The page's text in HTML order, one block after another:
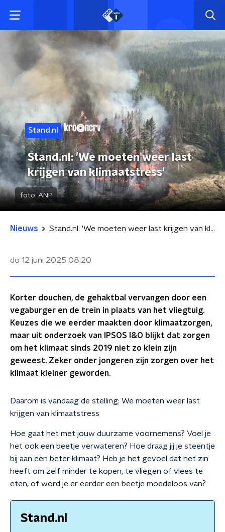
Stand.nl
Stand.nl: 'We moeten weer last
krijgen van klimaatstress'
foto: ANP
Nieuws Stand.nl: 'We moeten weer last krijgen van klimaatstress'
do 12 juni 2025 08:20
Korter douchen, de gehaktbal vervangen door een
vegaburger en de trein in plaats van het vliegtuig.
Keuzes die we eerder maakten door klimaatzorgen,
maar uit onderzoek van IPSOS I&O blijkt dat zorgen
om het klimaat sinds 2019 niet zo klein zijn
geweest. Zeker onder jongeren zijn zorgen over het
klimaat kleiner geworden.
Daarom is vandaag de stelling: We moeten weer last
krijgen van klimaatstress
Hoe gaat het met jouw duurzame voornemens? Voel je
het ook een beetje verwateren? Hoe draag jij je steentje
bij aan een beter klimaat? Heb je het gevoel dat het zin
heeft om zelf minder te kopen, te vliegen of vlees te
eten, of word je er eerder een beetje moedeloos van?
Stand.nl